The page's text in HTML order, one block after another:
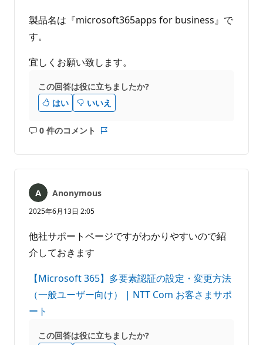
製品名は『microsoft365apps for business』で
す。
宜しくお願い致します。
この回答は役に立ちましたか?
はい
いいえ
0 件のコメント
コ
ト
あ
り
せ
ト
Anonymous
2025年6月13日 2:05
他社サポートページですがわかりやすいので紹
介しておきます
【Microsoft 365】多要素認証の設定・変更方法
（一般ユーザー向け） | NTT Com お客さまサポ
ート
この回答は役に立ちましたか?